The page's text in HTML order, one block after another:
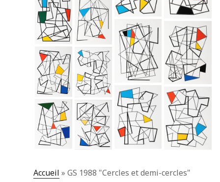
Accueil »GS 1988 "Cercles et demi-cercles"